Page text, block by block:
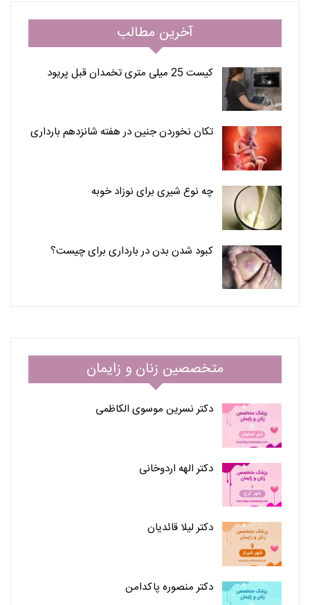
آخرین مطالب
کیست 25 میلی متری تخمدان قبل پریود
تکان نخوردن جنین در هفته شانزدهم بارداری
چه نوع شیری برای نوزاد خوبه
کبود شدن بدن در بارداری برای چیست؟
متخصصین زنان و زایمان
دکتر نسرین موسوی الکاظمی
دکتر الهه اردوخانی
دکتر لیلا قائدیان
دکتر منصوره پاکدامن